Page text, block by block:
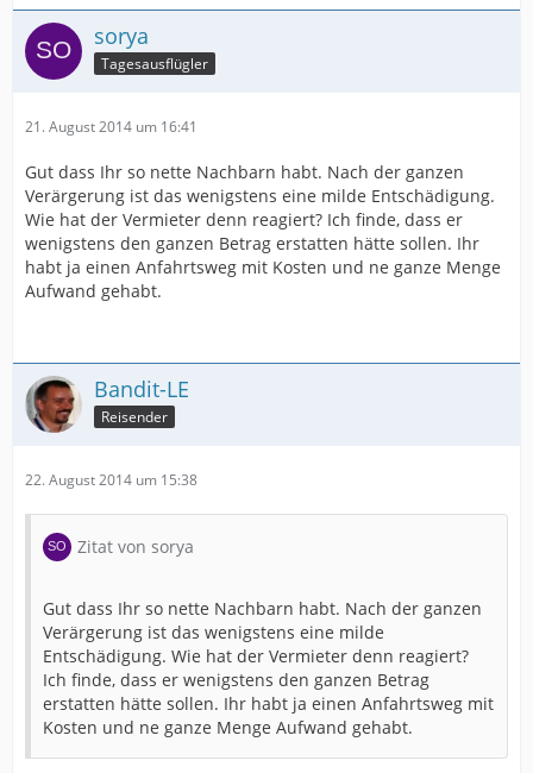
sorya
Tagesausflügler
21. August 2014 um 16:41
Gut dass Ihr so nette Nachbarn habt. Nach der ganzen
Verärgerung ist das wenigstens eine milde Entschädigung.
Wie hat der Vermieter denn reagiert? Ich finde, dass er
wenigstens den ganzen Betrag erstatten hätte sollen. Ihr
habt ja einen Anfahrtsweg mit Kosten und ne ganze Menge
Aufwand gehabt.
Bandit-LE
Reisender
22. August 2014 um 15:38
Zitat von sorya
Gut dass Ihr so nette Nachbarn habt. Nach der ganzen
Verärgerung ist das wenigstens eine milde
Entschädigung. Wie hat der Vermieter denn reagiert?
Ich finde, dass er wenigstens den ganzen Betrag
erstatten hätte sollen. Ihr habt ja einen Anfahrtsweg mit
Kosten und ne ganze Menge Aufwand gehabt.